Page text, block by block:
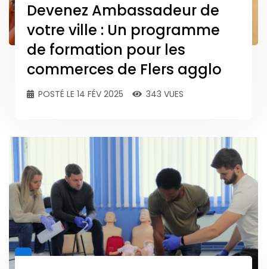
Devenez Ambassadeur de
votre ville : Un programme
de formation pour les
commerces de Flers agglo
POSTÉ LE 14 FÉV 2025 343 VUES